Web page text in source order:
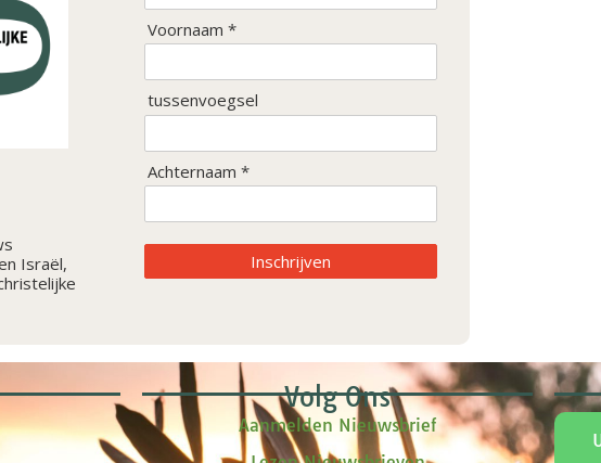
Israël,
Voornaam *
tussenvoegsel
Achternaam *
Inschrijven
Volg Ons
Aanmelden Nieuwsbrief